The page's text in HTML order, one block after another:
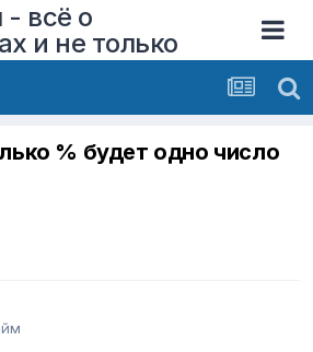
всё о
и не только
% будет одно число